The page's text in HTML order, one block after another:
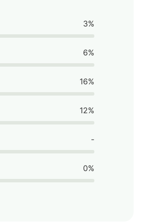
3%
6%
16%
12%
-
0%